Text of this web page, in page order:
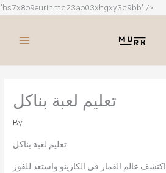
"hs7x8o9eurinmc23ao03xhgxy3c9bb" />Skip
تعليم لعبة بناكل
By
تعليم لعبة بناكل
اكتشف عالم القمار في الكازينو واستعد للفوز